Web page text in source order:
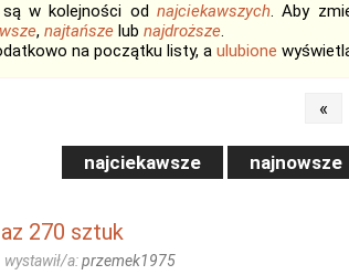
są w kolejności odnajciekawszych. Aby
, najtańsze lub najdroższe.
na początku listy, a ulubione
«
najciekawsze najnowsze
270 sztuk
wystawił/a:przemek1975